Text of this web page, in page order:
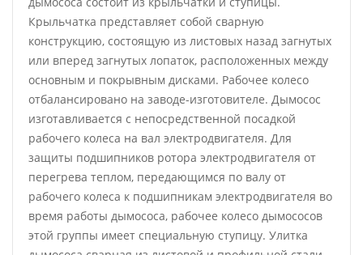
Крыльчатка представляет собой сварную
конструкцию, состоящую из листовых назад загнутых
или вперед загнутых лопаток, расположенных между
основным и покрывным дисками. Рабочее колесо
отбалансировано на заводе-изготовителе. Дымосос
изготавливается с непосредственной посадкой
рабочего колеса на вал электродвигателя. Для
защиты подшипников ротора электродвигателя от
перегрева теплом, передающимся по валу от
рабочего колеса к подшипникам электродвигателя во
время работы дымососа, рабочее колесо дымососов
этой группы имеет специальную ступицу. Улитка